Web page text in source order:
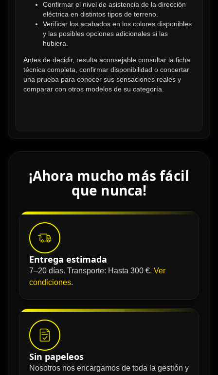
Confirmar el nivel de asistencia de la dirección
eléctrica en distintos tipos de terreno.
Verificar los acabados en los colores disponibles
y las posibles opciones adicionales si las
hubiera.
Antes de decidir, resulta aconsejable consultar la ficha
técnica completa, confirmar disponibilidad o concertar
una prueba para conocer sus sensaciones reales y
comparar con otros modelos de su categoría.
¡Ahora mucho más fácil
que nunca!
Entrega estimada
7–20 días. Transporte: Hasta 300 €. Ver
condiciones.
Sin papeleos
Nosotros nos encargamos de toda la gestión y